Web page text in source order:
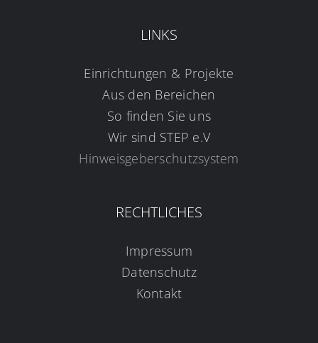
LINKS
Einrichtungen & Projekte
Aus den Bereichen
So finden Sie uns
Wir sind STEP e.V
Hinweisgeberschutzsystem
RECHTLICHES
Impressum
Datenschutz
Kontakt